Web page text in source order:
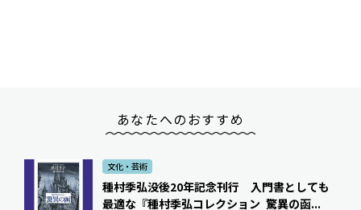
あなたへのおすすめ
文化・芸術
種村季弘没後20年記念刊行 入門書としても
最適な『種村季弘コレクション 驚異の函...